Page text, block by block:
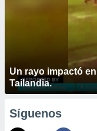
Un rayo impactó
Tailandia.
Síguenos